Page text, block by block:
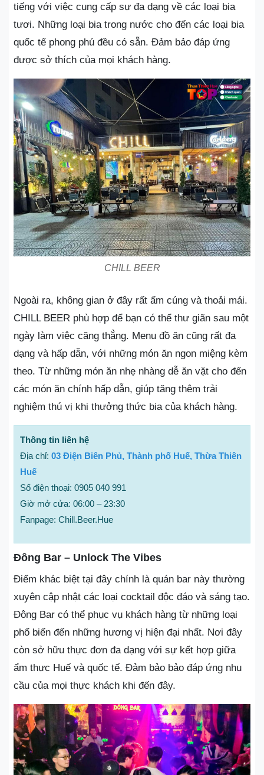
tiếng với việc cung cấp sự đa dạng về các loại bia
tươi. Những loại bia trong nước cho đến các loại bia
quốc tế phong phú đều có sẵn. Đảm bảo đáp ứng
được sở thích của mọi khách hàng.
CHILL BEER
Ngoài ra, không gian ở đây rất ấm cúng và thoải mái.
CHILL BEER phù hợp để bạn có thể thư giãn sau một
ngày làm việc căng thẳng. Menu đồ ăn cũng rất đa
dạng và hấp dẫn, với những món ăn ngon miệng kèm
theo. Từ những món ăn nhẹ nhàng dễ ăn vặt cho đến
các món ăn chính hấp dẫn, giúp tăng thêm trải
nghiệm thú vị khi thưởng thức bia của khách hàng.
Thông tin liên hệ
Địa chỉ: 03 Điện Biên Phủ, Thành phố Huế, Thừa Thiên
Huế
Số điện thoại: 0905 040 991
Giờ mở cửa: 06:00 – 23:30
Fanpage: Chill.Beer.Hue
Đông Bar – Unlock The Vibes
Điểm khác biệt tại đây chính là quán bar này thường
xuyên cập nhật các loại cocktail độc đáo và sáng tạo.
Đông Bar có thể phục vụ khách hàng từ những loại
phổ biến đến những hương vị hiện đại nhất. Nơi đây
còn sở hữu thực đơn đa dạng với sự kết hợp giữa
ẩm thực Huế và quốc tế. Đảm bảo bảo đáp ứng nhu
cầu của mọi thực khách khi đến đây.